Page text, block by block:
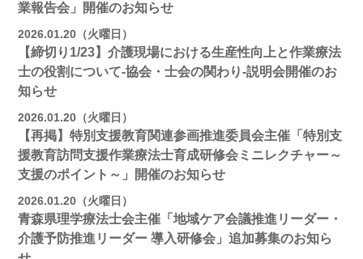
業報告会」開催のお知らせ
2026.01.20（火曜日）
【締切り1/23】介護現場における生産性向上と作業療法
士の役割について-協会・士会の関わり-説明会開催のお
知らせ
2026.01.20（火曜日）
【再掲】特別支援教育関連参画推進委員会主催「特別支
援教育訪問支援作業療法士育成研修会ミニレクチャー～
支援のポイント～」開催のお知らせ
2026.01.20（火曜日）
青森県理学療法士会主催「地域ケア会議推進リーダー・
介護予防推進リーダー 導入研修会」追加募集のお知ら